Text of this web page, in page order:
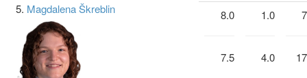
5. Magdalena Škreblin 8.0
7.5
1.0
4.0